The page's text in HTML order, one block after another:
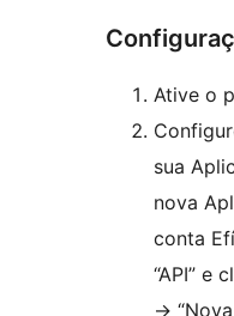
Ative o
sua
nova
conta
“API” e
->